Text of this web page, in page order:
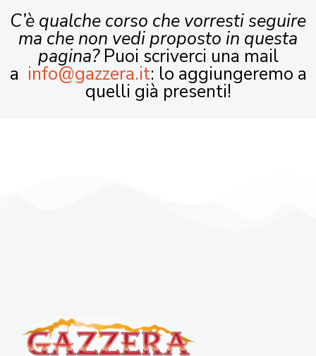
C’è qualche corso che vorresti seguire
ma che non vedi proposto in questa
pagina?Puoi scriverci una mail
a info@gazzera.it: lo aggiungeremo a
quelli già presenti!